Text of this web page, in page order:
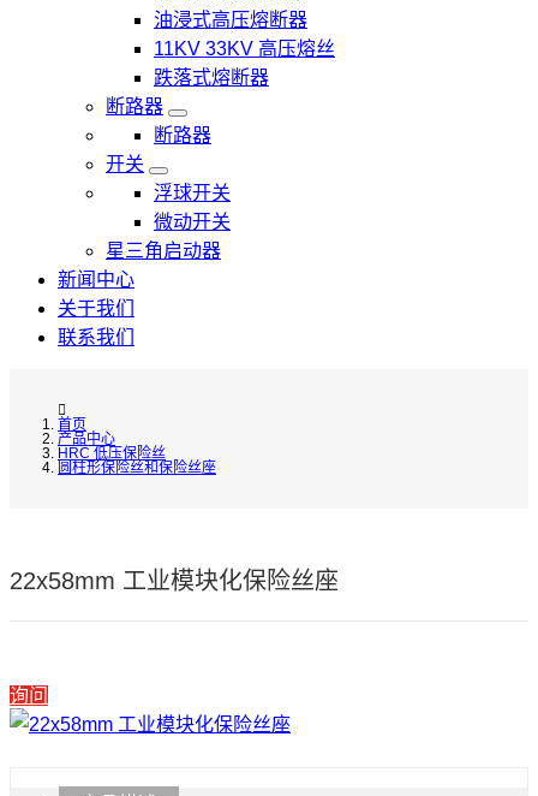
油浸式高压熔断器
11KV 33KV 高压熔丝
跌落式熔断器
断路器
断路器
开关
浮球开关
微动开关
星三角启动器
新闻中心
关于我们
联系我们
首页
产品中心
HRC 低压保险丝
圆柱形保险丝和保险丝座
22x58mm 工业模块化保险丝座
询问